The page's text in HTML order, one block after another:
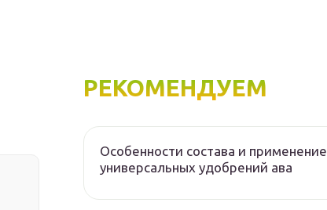
РЕКОМЕНДУЕМ
Особенности состава и применение
универсальных удобрений ава